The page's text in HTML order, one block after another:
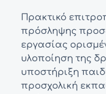
Πρακτικό
πρόσληψης
εργασίας
υλοποίηση της
υποστήριξη
προσχολική